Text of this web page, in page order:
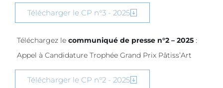
Télécharger le CP n°3 - 2025
Téléchargez le communiqué de presse n°2 – 2025 :
Appel à Candidature Trophée Grand Prix Pâtiss’Art
Télécharger le CP n°2 - 2025